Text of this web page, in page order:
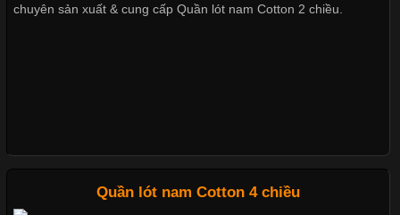
Trong những năm gần đây, vải Bamboo đang trở thành một
Những Loại Vải Thun Thông Dụng Và Đặc Điểm Nổi Bật
Quần xì nam giá rẻ kiểu tam giác vải Cotton 100%
chuyên sản xuất & cung cấp Quần lót nam Cotton 2 chiều.
Quần lót nam Cotton 4 chiều